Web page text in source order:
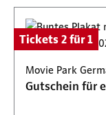
Tickets 2 für 1
Movie Park
Gutschein für